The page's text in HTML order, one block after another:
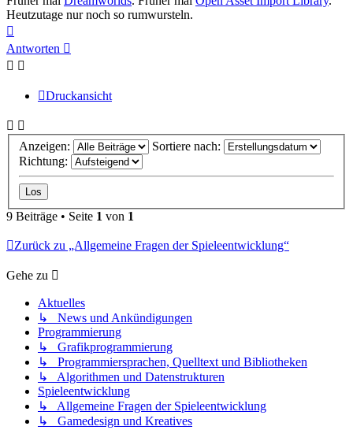
Heutzutage nur noch so rumwursteln.
oben
Antworten
Druckansicht
Anzeigen:
Sortiere nach:
Richtung:
9 Beiträge • Seite 1 von 1
Zurück zu „Allgemeine Fragen der Spieleentwicklung“
Gehe zu
Aktuelles
↳ News und Ankündigungen
Programmierung
↳ Grafikprogrammierung
↳ Programmiersprachen, Quelltext und Bibliotheken
↳ Algorithmen und Datenstrukturen
Spieleentwicklung
↳ Allgemeine Fragen der Spieleentwicklung
↳ Gamedesign und Kreatives